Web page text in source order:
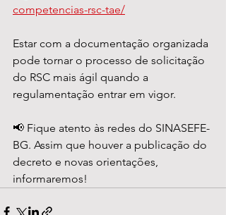
competencias-rsc-tae/
Estar com a documentação organizada
pode tornar o processo de solicitação
do RSC mais ágil quando a
regulamentação entrar em vigor.
📢 Fique atento às redes do SINASEFE-
BG. Assim que houver a publicação do
decreto e novas orientações,
informaremos!